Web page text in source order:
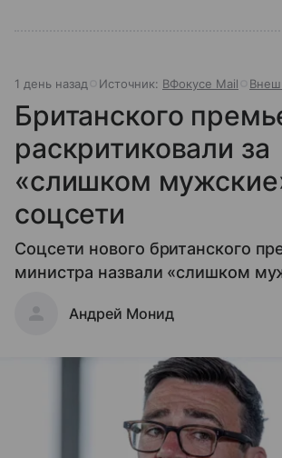
1 день назад Источник: ВФокусе Mail
Британского
раскритиковали за
«слишком
соцсети
Соцсети нового британского
министра назвали «слишком
Андрей Монид